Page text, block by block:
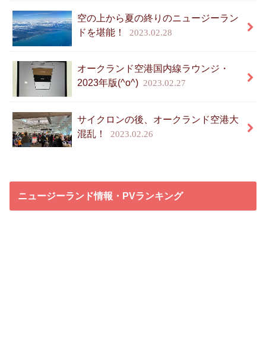
空の上から夏の終りのニュージーラン
ドを堪能！
2023.02.28
オークランド空港国内線ラウンジ・
2023年版(^o^) 2023.02.27
サイクロンの後、オークランド空港大
混乱！
2023.02.26
ニュージーランド情報・PVランキング